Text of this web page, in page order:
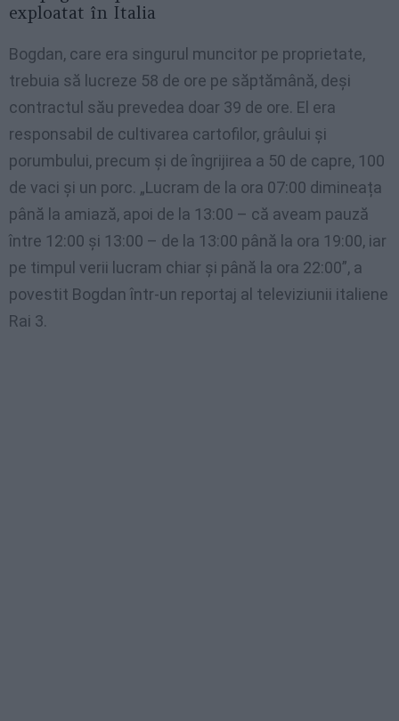
exploatat în Italia
Bogdan, care era singurul muncitor pe proprietate,
trebuia să lucreze 58 de ore pe săptămână, deși
contractul său prevedea doar 39 de ore. El era
responsabil de cultivarea cartofilor, grâului și
porumbului, precum și de îngrijirea a 50 de capre, 100
de vaci și un porc. „Lucram de la ora 07:00 dimineața
până la amiază, apoi de la 13:00 – că aveam pauză
între 12:00 și 13:00 – de la 13:00 până la ora 19:00, iar
pe timpul verii lucram chiar și până la ora 22:00”, a
povestit Bogdan într-un reportaj al televiziunii italiene
Rai 3.